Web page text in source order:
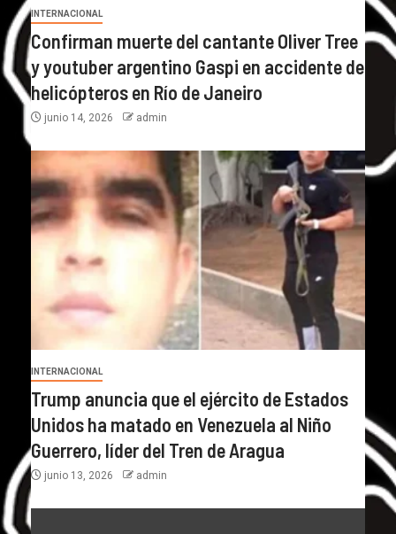
INTERNACIONAL
Confirman muerte del cantante Oliver Tree
y youtuber argentino Gaspi en accidente de
helicópteros en Río de Janeiro
junio 14, 2026 admin
INTERNACIONAL
Trump anuncia que el ejército de Estados
Unidos ha matado en Venezuela al Niño
Guerrero, líder del Tren de Aragua
junio 13, 2026 admin